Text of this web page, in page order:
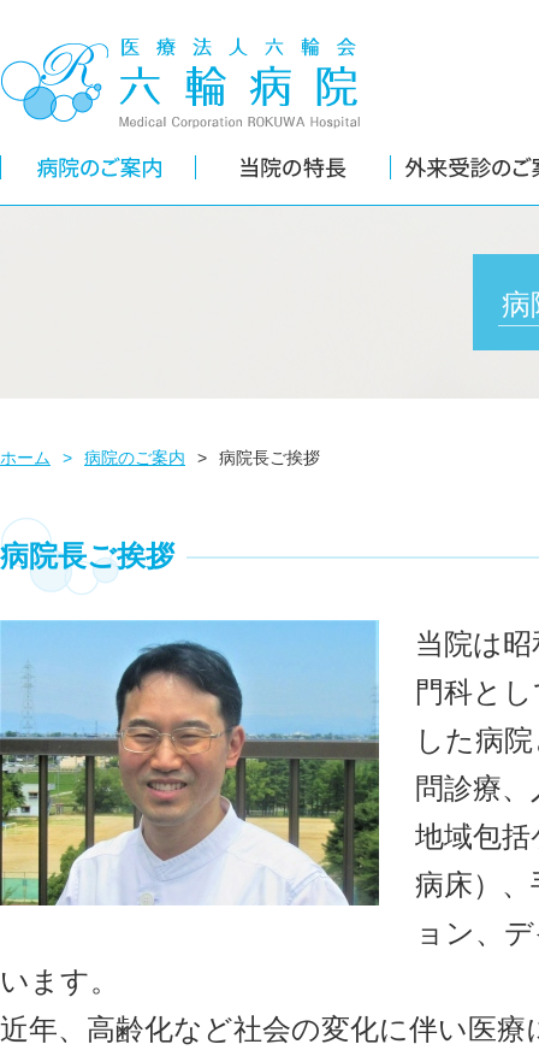
病
ホーム > 病院のご案内 > 病院長ご挨拶
病院長ご挨拶
当院は
門科と
した病
問診療
地域包
病床）
ョン、
います。
近年、高齢化など社会の変化に伴い医